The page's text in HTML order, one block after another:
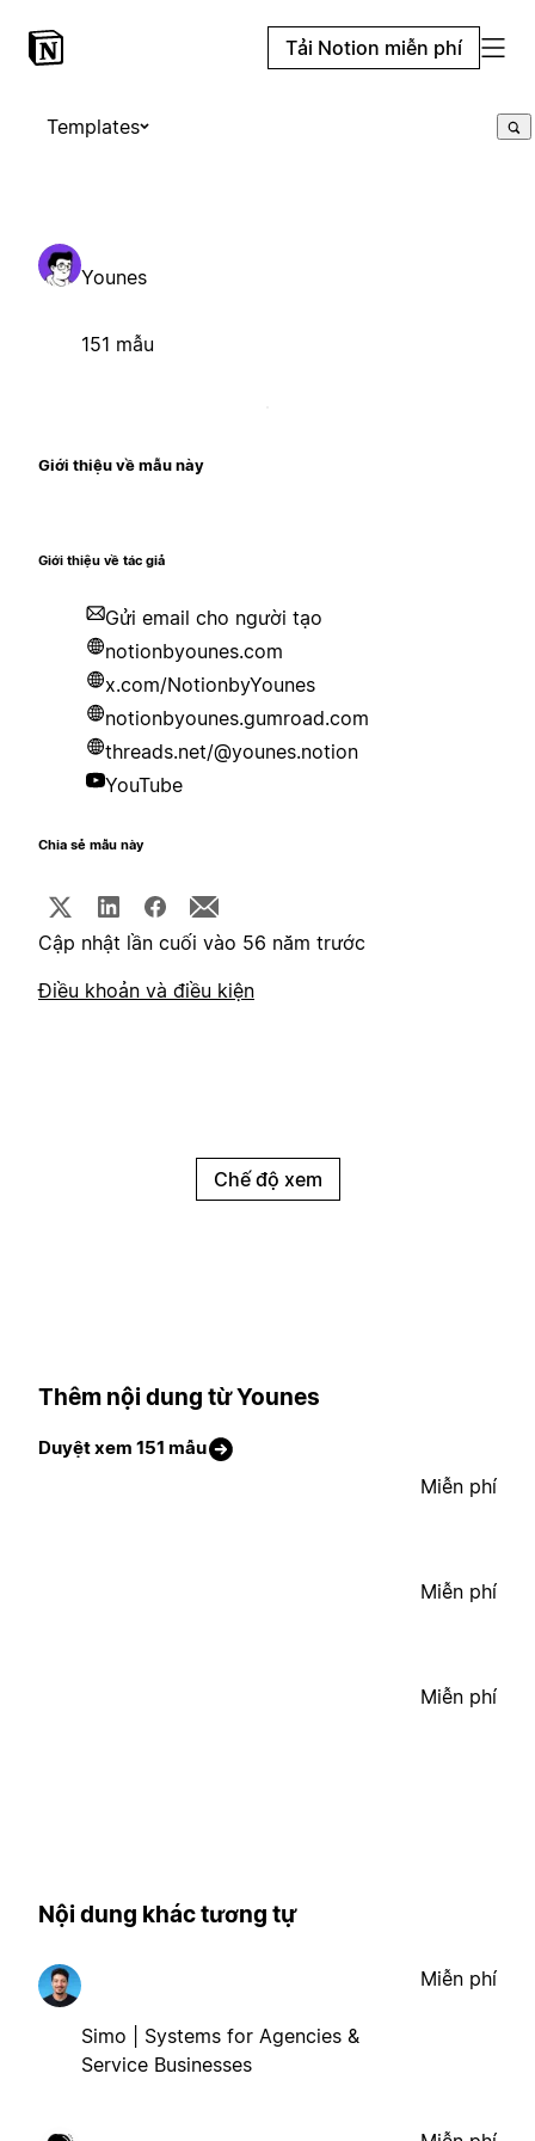
Tải Notion miễn phí
Templates
Younes
151 mẫu
Giới thiệu về mẫu này
Giới thiệu về tác giả
Gửi email cho người tạo
notionbyounes.com
x.com/NotionbyYounes
notionbyounes.gumroad.com
threads.net/@younes.notion
YouTube
Chia sẻ mẫu này
Cập nhật lần cuối vào 56 năm trước
Điều khoản và điều kiện
Chế độ xem
Thêm nội dung từ Younes
Duyệt xem 151 mẫu
Miễn phí
Miễn phí
Miễn phí
Nội dung khác tương tự
Simo | Systems for Agencies &
Service Businesses
Miễn phí